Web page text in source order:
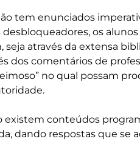
tem enunciados
desbloqueadores, os
seja através da extensa
dos comentários de
no qual possam
existem conteúdos